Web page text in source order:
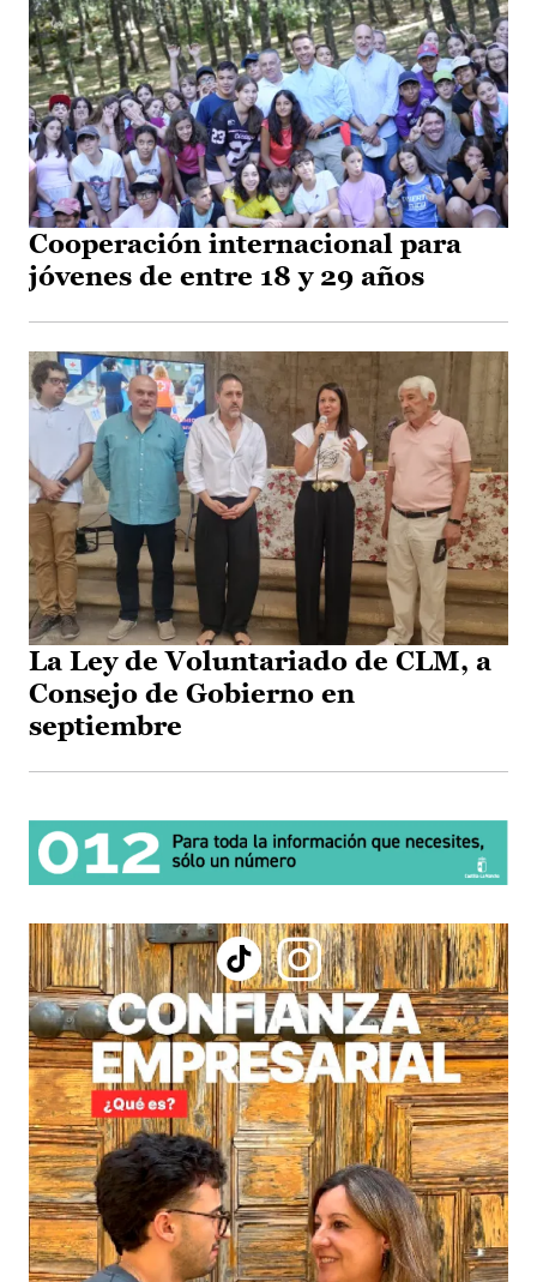
Cooperación internacional para
jóvenes de entre 18 y 29 años
La Ley de Voluntariado de CLM, a
Consejo de Gobierno en
septiembre